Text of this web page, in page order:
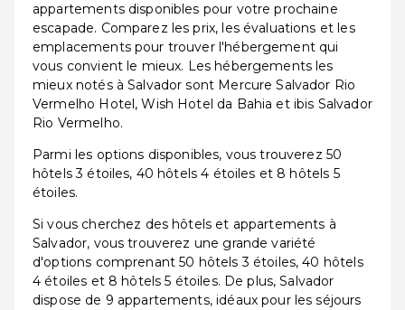
appartements disponibles pour votre prochaine
escapade. Comparez les prix, les évaluations et les
emplacements pour trouver l'hébergement qui
vous convient le mieux. Les hébergements les
mieux notés à Salvador sont Mercure Salvador Rio
Vermelho Hotel, Wish Hotel da Bahia et ibis Salvador
Rio Vermelho.
Parmi les options disponibles, vous trouverez 50
hôtels 3 étoiles, 40 hôtels 4 étoiles et 8 hôtels 5
étoiles.
Si vous cherchez des hôtels et appartements à
Salvador, vous trouverez une grande variété
d'options comprenant 50 hôtels 3 étoiles, 40 hôtels
4 étoiles et 8 hôtels 5 étoiles. De plus, Salvador
dispose de 9 appartements, idéaux pour les séjours